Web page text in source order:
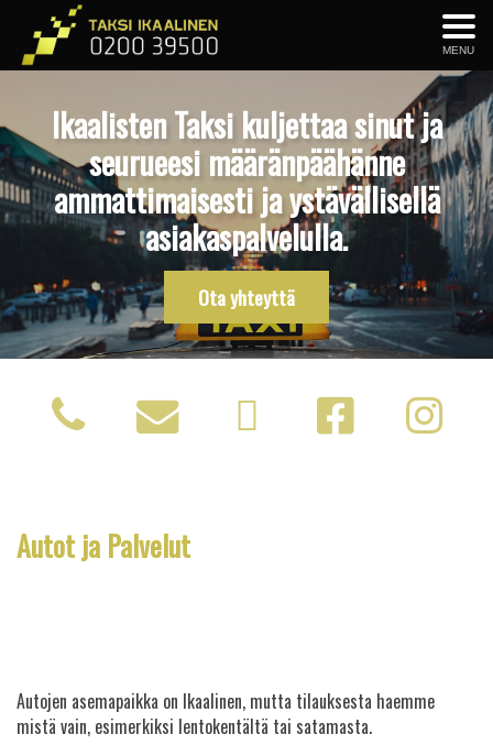
MENU
Ikaalisten Taksi kuljettaa sinut ja
seurueesi määränpäähänne
ammattimaisesti ja ystävällisellä
asiakaspalvelulla.
Ota yhteyttä
Autot ja Palvelut
Autojen asemapaikka on Ikaalinen, mutta tilauksesta haemme
mistä vain, esimerkiksi lentokentältä tai satamasta.